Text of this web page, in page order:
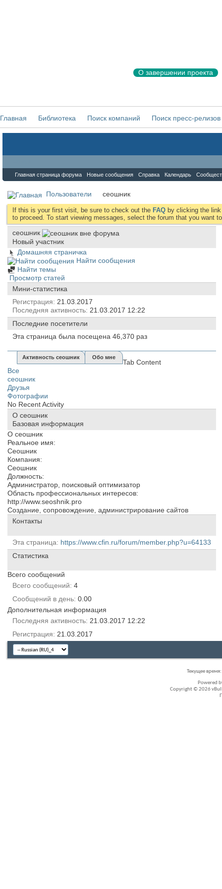
О завершении проекта
Главная Библиотека Поиск компаний Поиск пресс-релизов
Главная страница форума Новые сообщения Справка Календарь
Пользователи сеошник
If this is your first visit, be sure to check out the FAQ by clicking the
to proceed. To start viewing messages, select the forum that you want
сеошник
Новый участник
Домашняя страничка
Найти сообщения
Найти темы
Просмотр статей
Мини-статистика
Регистрация
21.03.2017
Последняя активность 21.03.2017 12:22
Последние посетители
Эта страница была посещена 46,370 раз
Активность сеошник Обо мне
Tab Content
Все
сеошник
Друзья
Фотографии
No Recent Activity
О сеошник
Базовая информация
О сеошник
Реальное имя:
Сеошник
Компания:
Сеошник
Должность:
Администратор, поисковый оптимизатор
Область профессиональных интересов:
http://www.seoshnik.pro
Создание, сопровождение, администрирование сайтов
Контакты
Эта страница
https://www.cfin.ru/forum/member.php?u=64133
Статистика
Всего сообщений
Всего сообщений 4
Сообщений в день 0.00
Дополнительная информация
Последняя активность 21.03.2017 12:22
Регистрация
21.03.2017
Текущее время:
Powered
Copyright © 2026